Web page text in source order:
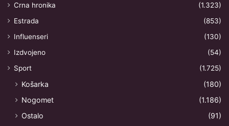
Crna hronika
(1.323)
Estrada
(853)
Influenseri
(130)
Izdvojeno
(54)
Sport
(1.725)
Košarka
(180)
Nogomet
(1.186)
Ostalo
(91)